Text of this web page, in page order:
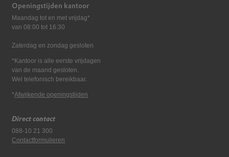
Openingstijden kantoor
Maandag tot en met vrijdag*
van 08:00 tot 16:30
Zaterdag en zondag gesloten
*Kantoor is alle eerste vrijdagen
van de maand gesloten.
Wel telefonisch bereikbaar.
*Afwijkende openingstijden
Direct contact
088-10 21 300
Contactformulieren